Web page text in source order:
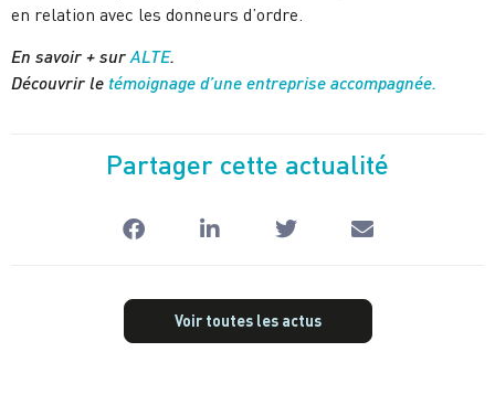
en relation avec les donneurs d’ordre.
En savoir + sur ALTE.
Découvrir le témoignage d’une entreprise accompagnée.
Partager cette actualité
Voir toutes les actus